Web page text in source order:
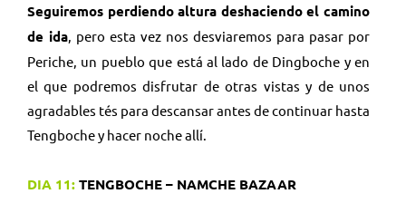
Seguiremos perdiendo altura deshaciendo el camino
de ida , pero esta vez nos desviaremos para pasar por
Periche, un pueblo que está al lado de Dingboche y en
el que podremos disfrutar de otras vistas y de unos
agradables tés para descansar antes de continuar hasta
Tengboche y hacer noche allí.
DIA 11: TENGBOCHE – NAMCHE BAZAAR